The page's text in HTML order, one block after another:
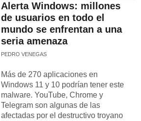
Alerta Windows: millones
de usuarios en todo el
mundo se enfrentan a una
seria amenaza
PEDRO VENEGAS
Más de 270 aplicaciones en
Windows 11 y 10 podrían tener este
malware. YouTube, Chrome y
Telegram son algunas de las
afectadas por el destructivo troyano